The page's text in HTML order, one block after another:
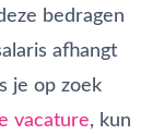
bedragen
afhangt
je op zoek
vacature, kun